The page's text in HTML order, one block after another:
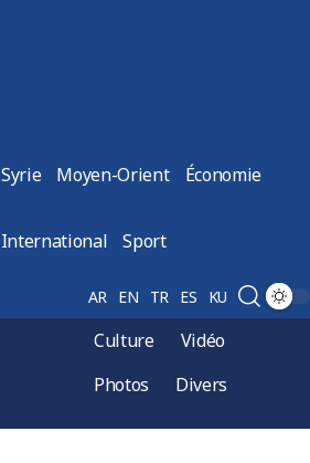
Syrie Moyen-Orient Économie
International Sport
AR EN TR ES KU
Culture
Vidéo
Photos
Divers